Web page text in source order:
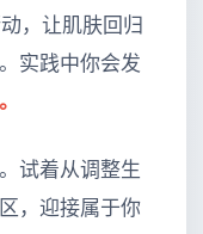
，让肌肤回归
实践中你会发
试着从调整生
，迎接属于你